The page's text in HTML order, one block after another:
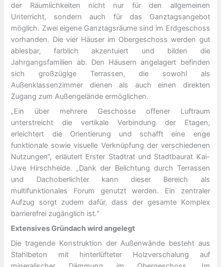
der Räumlichkeiten nicht nur für den allgemeinen
Unterricht, sondern auch für das Ganztagsangebot
möglich. Zwei eigene Ganztagsräume sind im Erdgeschoss
vorhanden. Die vier Häuser im Obergeschoss werden gut
ablesbar, farblich akzentuiert und bilden die
Jahrgangsfamilien ab. Den Häusern angelagert befinden
sich großzügige Terrassen, die sowohl als
Außenklassenzimmer dienen als auch einen direkten
Zugang zum Außengelände ermöglichen.
„Ein über mehrere Geschosse offener Luftraum
unterstreicht die vertikale Verbindung der Etagen,
erleichtert die Orientierung und schafft eine enge
funktionale sowie visuelle Verknüpfung der verschiedenen
Nutzungen“, erläutert Erster Stadtrat und Stadtbaurat Kai-
Uwe Hirschheide. „Dank der Belichtung durch Terrassen
und Dachoberlichter kann dieser Bereich als
multifunktionales Forum genutzt werden. Ein zentraler
Aufzug sorgt zudem dafür, dass der gesamte Komplex
barrierefrei zugänglich ist.“
Extensives Gründach wird angelegt
Die tragende Konstruktion der Außenwände besteht aus
Stahlbeton mit hinterlüfteter Holzverschalung auf